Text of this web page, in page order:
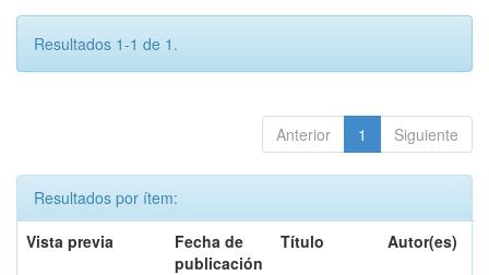
Resultados 1-1 de 1.
Anterior 1 Siguiente
Resultados por ítem:
Vista previa
Fecha de
publicación
Título Autor(es)